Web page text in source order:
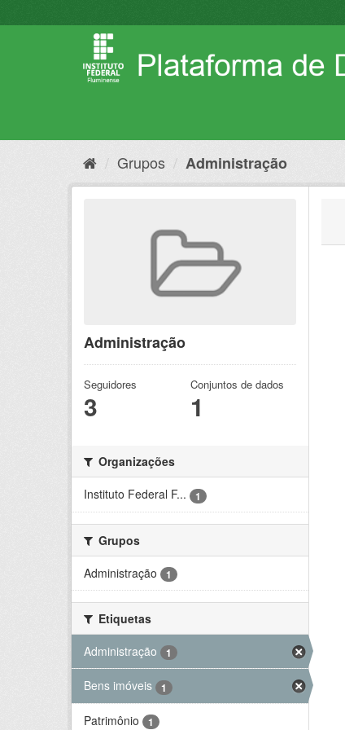
para
Grupos Administração
Administração
Seguidores
3
Conjuntos de dados
1
Organizações
Instituto Federal F...
1
Grupos
Administração
1
Etiquetas
Administração
1
Bens imóveis 1
Patrimônio 1